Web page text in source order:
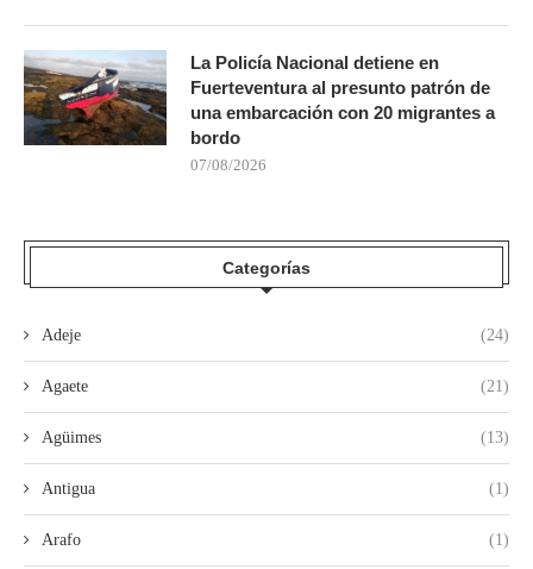
La Policía Nacional detiene en
Fuerteventura al presunto patrón de
una embarcación con 20 migrantes a
bordo
07/08/2026
Categorías
Adeje (24)
Agaete (21)
Agüimes (13)
Antigua (1)
Arafo (1)